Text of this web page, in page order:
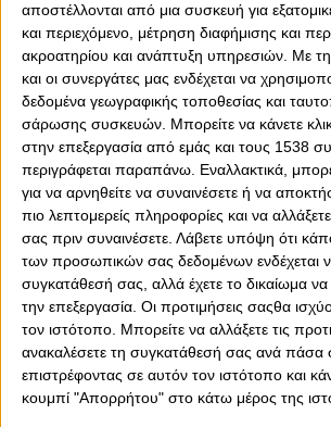
αποστέλλονται από μια συσκευή για
και περιεχόμενο, μέτρηση διαφήμισης και
ακροατηρίου και ανάπτυξη υπηρεσιών. Με
και οι συνεργάτες μας ενδέχεται να
δεδομένα γεωγραφικής τοποθεσίας και
σάρωσης συσκευών. Μπορείτε να κάνετε κλικ
στην επεξεργασία από εμάς και τους 1538
περιγράφεται παραπάνω. Εναλλακτικά,
για να αρνηθείτε να συναινέσετε ή να
πιο λεπτομερείς πληροφορίες και να
σας πριν συναινέσετε. Λάβετε υπόψη ότι
των προσωπικών σας δεδομένων ενδέχεται
συγκατάθεσή σας, αλλά έχετε το δικαίωμα να
την επεξεργασία. Οι προτιμήσεις σαςθα
τον ιστότοπο. Μπορείτε να αλλάξετε τις
ανακαλέσετε τη συγκατάθεσή σας ανά πάσα
επιστρέφοντας σε αυτόν τον ιστότοπο και
κουμπί "Απορρήτου" στο κάτω μέρος της
0 0
Oι δύο διαδοχικές ήττες από Αρσεναλ
«κακή παρένθεση» για τον Ολυμπιακό,
αφήσει πίσω του. Τις προηγούμενες
είχε δύο... μαζεμένες ήττες με τον
Μεντιλίμπαρ στον πάγκο, οι
επέστρεψαν με νίκη στις αγωνιστικές
Τη σεζόν 2023-24, μετά τις εντός
Μακάμπι και Παναθηναϊκό, ακολούθησε
παιχνίδι κόντρα στη Μακάμπι με 1-6,
πρόκριση στην επόμενη φάση και
κατάκτηση του Conference League! Για
ματς ήταν αυτό που άλλαξε την...
Πειραιώτες.